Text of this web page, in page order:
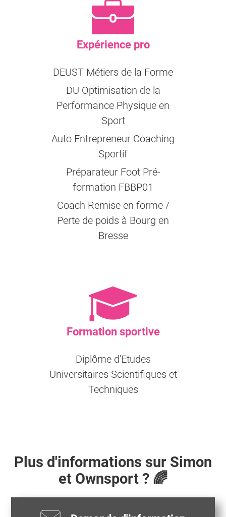
Expérience pro
DEUST Métiers de la Forme
DU Optimisation de la
Performance Physique en
Sport
Auto Entrepreneur Coaching
Sportif
Préparateur Foot Pré-
formation FBBP01
Coach Remise en forme /
Perte de poids à Bourg en
Bresse
Formation sportive
Diplôme d'Etudes
Universitaires Scientifiques et
Techniques
Plus d'informations sur Simon
et Ownsport ? 🌈